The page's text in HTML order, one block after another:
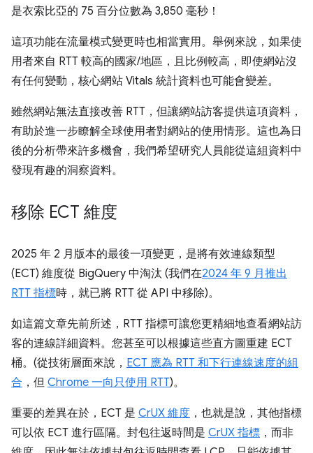
是衣索比亞的 75 百分位數為 3,850 毫秒！
這項功能在流量模式變更時也相當實用。舉例來說，如果使
用者來自 RTT 較高的國家/地區，且比例較高，即使網站沒
有任何變動，核心網站 Vitals 統計資料也可能會變差。
雖然網站無法直接改善 RTT，但讓網站訪客提供這項資料，
有助於進一步瞭解全球使用者對網站的使用情形。這也為日
後的分析帶來許多機會，我們希望研究人員能從這組資料中
發現有趣的洞察資料。
移除 ECT 維度
2025 年 2 月版本的最後一項變更，是將有效連線類型
(ECT) 維度從 BigQuery 中淘汰 (我們在2024 年 9 月推出
RTT 指標時，就已將 RTT 從 API 中移除)。
如這篇文章先前所述，RTT 指標可讓您更精細地查看網站訪
客的連線詳細資料。您甚至可以根據這些直方圖重建 ECT
桶。(從技術層面來說， ECT 應為 RTT 和下行連線速度的組
合 ，但 Chrome 一向只使用 RTT)。
重要的差異在於，ECT 是 CrUX 維度 ，也就是說，其他指標
可以依 ECT 進行區隔。封包往返時間是 CrUX 指標 ，而非